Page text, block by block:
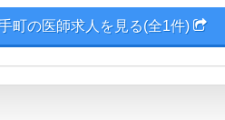
町の医師求人を見る(全1件)